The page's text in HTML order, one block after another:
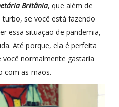
Britânia, que além de
se você está fazendo
essa situação de pandemia,
Até porque, ela é perfeita
normalmente gastaria
com as mãos.